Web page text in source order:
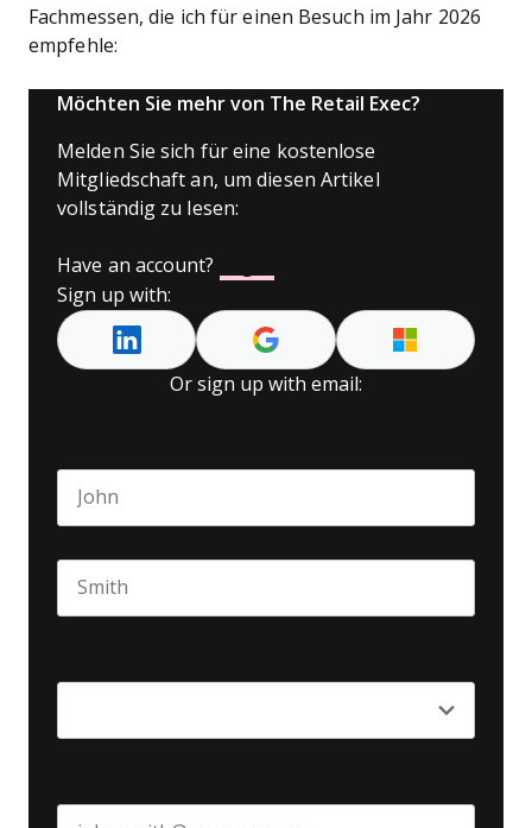
Fachmessen, die ich für einen Besuch im Jahr 2026
empfehle:
Möchten Sie mehr von The Retail Exec?
Melden Sie sich für eine kostenlose
Mitgliedschaft an, um diesen Artikel
vollständig zu lesen:
Have an account?
Sign up with:
Or sign up with email: